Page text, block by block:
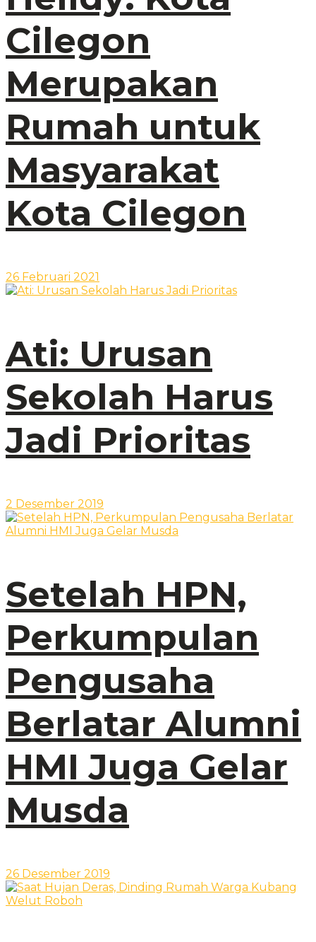
Cilegon
Merupakan
Rumah untuk
Masyarakat
Kota Cilegon
26 Februari 2021
Ati: Urusan
Sekolah Harus
Jadi Prioritas
2 Desember 2019
Setelah HPN,
Perkumpulan
Pengusaha
Berlatar Alumni
HMI Juga Gelar
Musda
26 Desember 2019